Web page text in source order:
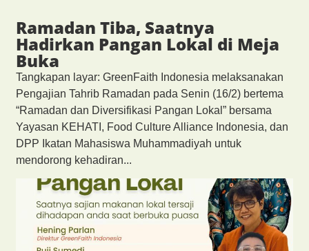
Ramadan Tiba, Saatnya
Hadirkan Pangan Lokal di Meja
Buka
Tangkapan layar: GreenFaith Indonesia melaksanakan
Pengajian Tahrib Ramadan pada Senin (16/2) bertema
“Ramadan dan Diversifikasi Pangan Lokal” bersama
Yayasan KEHATI, Food Culture Alliance Indonesia, dan
DPP Ikatan Mahasiswa Muhammadiyah untuk
mendorong kehadiran...